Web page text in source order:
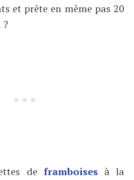
et prête en même pas 20
de framboises à la